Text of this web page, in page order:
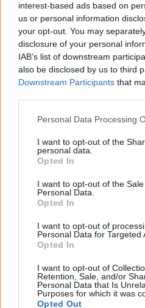
interest-based ads based on
us or personal information
your opt-out. You may
disclosure of your personal
IAB’s list of downstream
also be disclosed by us to third
Downstream Participants that
Personal Data Processing
I want to opt-out of the
personal data.
Opted In
I want to opt-out of the
Personal Data.
Opted In
I want to opt-out of
Personal Data for Targeted
Opted In
I want to opt-out of
Retention, Sale, and/or
Personal Data that Is
Purposes for which it was
Opted Out